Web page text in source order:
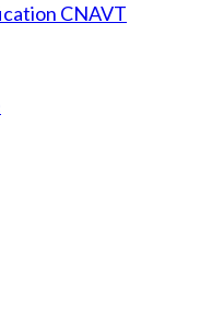
CNAVT